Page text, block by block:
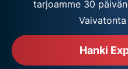
tarjoamme 30
Hanki